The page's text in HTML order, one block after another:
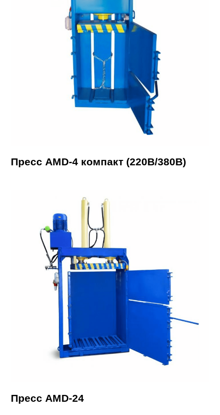
Пресс AMD-4 компакт (220В/380В)
Пресс AMD-24